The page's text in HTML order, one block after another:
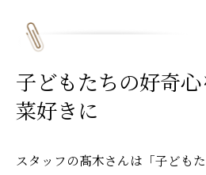
子どもたちの好奇
菜好きに
スタッフの髙木さんは「子ども